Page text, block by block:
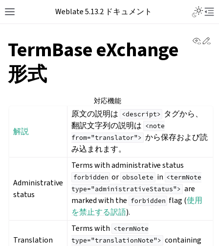
Toggle site navigation sidebar
Weblate 5.13.2 ドキュメント
TermBase eXchange
形式
対応機能
解説
原文の説明は <descript> タグから、
翻訳文字列の説明は <note
from="translator"> から保存および読
み込まれます。
Administrative
status
Terms with administrative status
forbidden or obsolete in <termNote
type="administrativeStatus"> are
marked with the forbidden flag (使用
を禁止する訳語).
Translation
Terms with <termNote
type="translationNote"> containing